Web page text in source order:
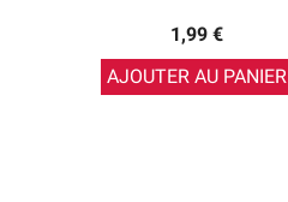
1,99 €
AJOUTER AU PANIER